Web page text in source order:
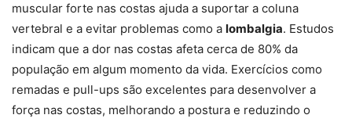
muscular forte nas costas ajuda a suportar a coluna
vertebral e a evitar problemas como a lombalgia. Estudos
indicam que a dor nas costas afeta cerca de 80% da
população em algum momento da vida. Exercícios como
remadas e pull-ups são excelentes para desenvolver a
força nas costas, melhorando a postura e reduzindo o